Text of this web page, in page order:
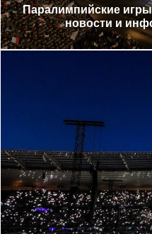
Паралимпийские
новости и